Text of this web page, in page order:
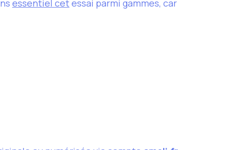
essentiel cetessai parmi gammes, car